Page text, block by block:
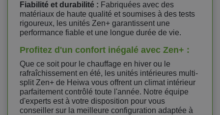
Fiabilité et durabilité : Fabriquées avec des
matériaux de haute qualité et soumises à des tests
rigoureux, les unités Zen+ garantissent une
performance fiable et une longue durée de vie.
Profitez d'un confort inégalé avec Zen+ :
Que ce soit pour le chauffage en hiver ou le
rafraîchissement en été, les unités intérieures multi-
split Zen+ de Heiwa vous offrent un climat intérieur
parfaitement contrôlé toute l'année. Notre équipe
d'experts est à votre disposition pour vous
conseiller sur la meilleure configuration adaptée à